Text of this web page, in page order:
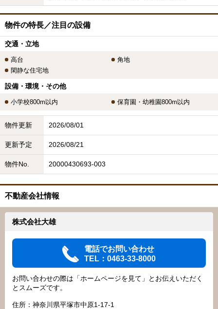
物件の特長／注目の設備
交通・立地
高台
角地
閑静な住宅地
設備・環境・その他
小学校800m以内 保育園・幼稚園800m以内
物件更新 2026/08/01
更新予定 2026/08/21
物件No. 20000430693-003
不動産会社情報
株式会社大雄
電話でお問い合わせ
TEL：0463-33-8000
お問い合わせの際は「ホームページを見て」とお伝えいただく
とスムーズです。
住所：神奈川県平塚市中原1-17-1